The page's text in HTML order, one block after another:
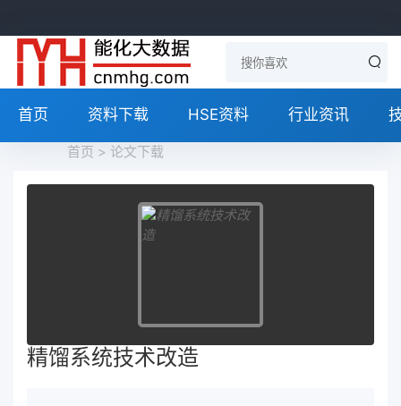
首页 资料下载 HSE资料 行业资讯
首页 > 论文下载
精馏系统技术改造